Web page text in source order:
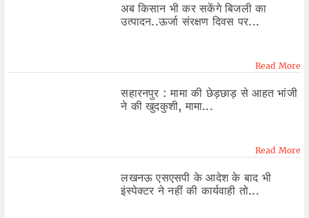
अब किसान भी कर सकेंगे बिजली का
उत्पादन..ऊर्जा संरक्षण दिवस पर...
Read More
सहारनपुर : मामा की छेड़छाड़ से आहत भांजी
ने की खुदकुशी, मामा...
Read More
लखनऊ एसएसपी के आदेश के बाद भी
इंस्पेक्टर ने नहीं की कार्यवाही तो...